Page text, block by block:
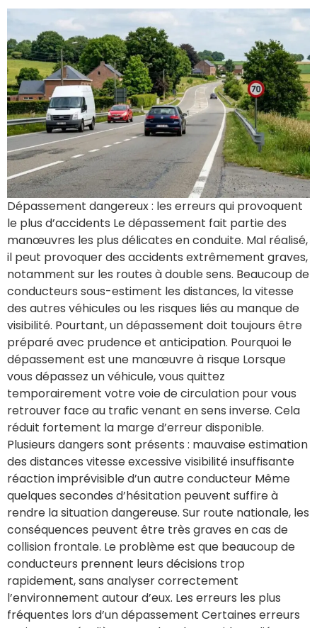
Dépassement dangereux : les erreurs qui provoquent
le plus d’accidents Le dépassement fait partie des
manœuvres les plus délicates en conduite. Mal réalisé,
il peut provoquer des accidents extrêmement graves,
notamment sur les routes à double sens. Beaucoup de
conducteurs sous-estiment les distances, la vitesse
des autres véhicules ou les risques liés au manque de
visibilité. Pourtant, un dépassement doit toujours être
préparé avec prudence et anticipation. Pourquoi le
dépassement est une manœuvre à risque Lorsque
vous dépassez un véhicule, vous quittez
temporairement votre voie de circulation pour vous
retrouver face au trafic venant en sens inverse. Cela
réduit fortement la marge d’erreur disponible.
Plusieurs dangers sont présents : mauvaise estimation
des distances vitesse excessive visibilité insuffisante
réaction imprévisible d’un autre conducteur Même
quelques secondes d’hésitation peuvent suffire à
rendre la situation dangereuse. Sur route nationale, les
conséquences peuvent être très graves en cas de
collision frontale. Le problème est que beaucoup de
conducteurs prennent leurs décisions trop
rapidement, sans analyser correctement
l’environnement autour d’eux. Les erreurs les plus
fréquentes lors d’un dépassement Certaines erreurs